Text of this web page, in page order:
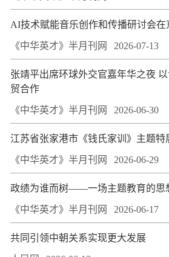
AI技术赋能音乐创作和传播研讨会在
《中华英才》半月刊网 2026-07-13
张靖平出席环球外交官嘉年华之夜
贸合作
《中华英才》半月刊网 2026-06-30
江苏省张家港市《钱氏家训》主题特
《中华英才》半月刊网 2026-06-29
政绩为谁而树——一场主题教育的思
《中华英才》半月刊网 2026-06-17
共同引领中朝关系实现更大发展